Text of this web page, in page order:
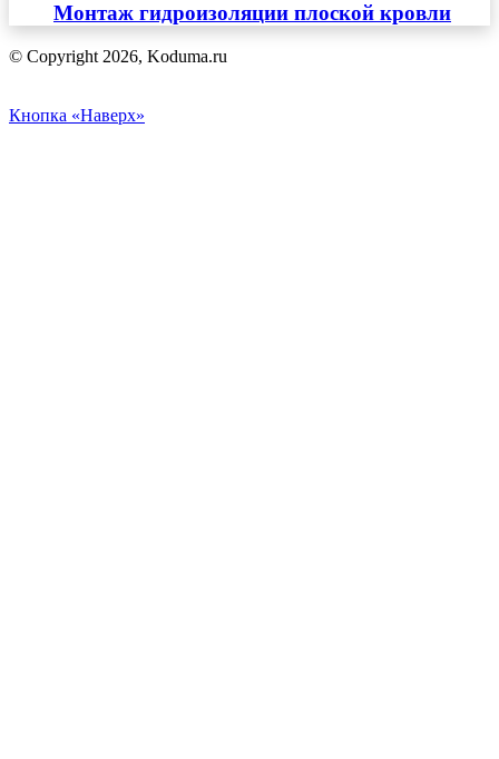
Монтаж гидроизоляции плоской кровли
© Copyright 2026, Koduma.ru
Кнопка «Наверх»